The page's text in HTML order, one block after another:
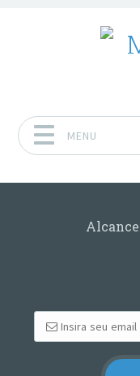
MENU
Alcance